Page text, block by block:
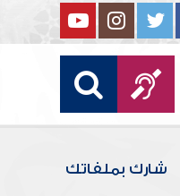
شارك بملفاتك